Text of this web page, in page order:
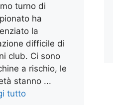
turno di
ha
la
difficile di
club. Ci sono
a rischio, le
stanno ...
tutto